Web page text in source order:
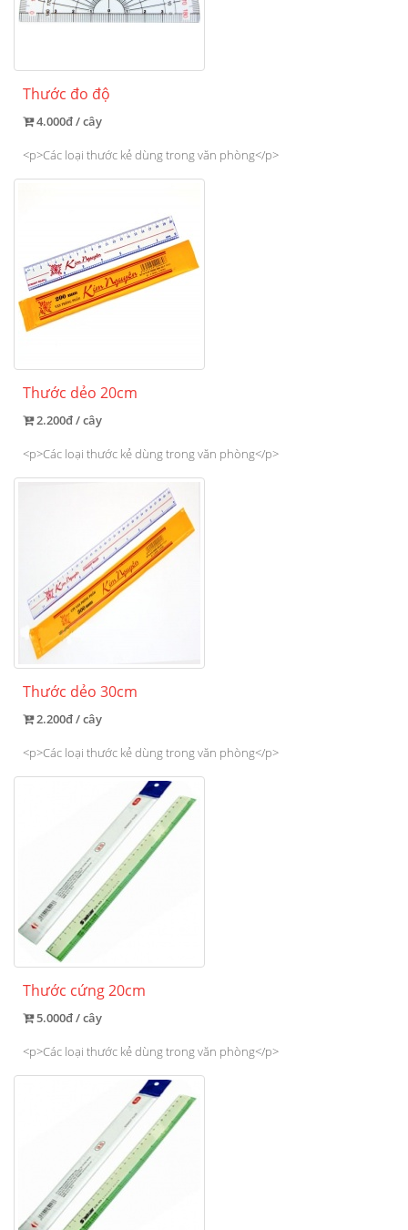
Thước đo độ
4.000đ / cây
<p>Các loại thước kẻ dùng trong văn phòng</p>
Thước dẻo 20cm
2.200đ / cây
<p>Các loại thước kẻ dùng trong văn phòng</p>
Thước dẻo 30cm
2.200đ / cây
<p>Các loại thước kẻ dùng trong văn phòng</p>
Thước cứng 20cm
5.000đ / cây
<p>Các loại thước kẻ dùng trong văn phòng</p>